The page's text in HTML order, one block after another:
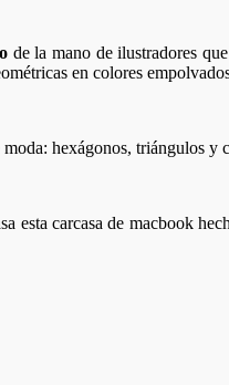
de la mano de ilustradores
en colores
hexágonos, triángulos y
esta carcasa de macbook